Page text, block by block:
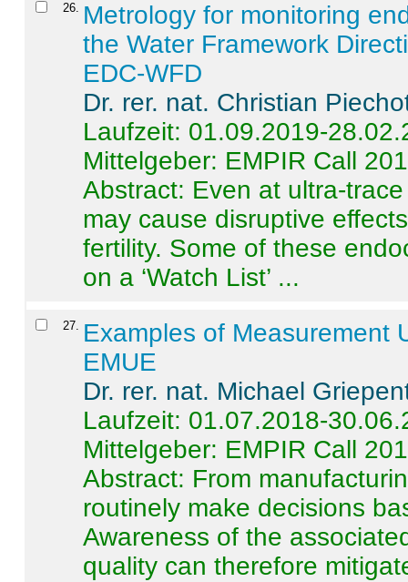
26. Metrology for monitoring
the Water Framework
EDC-WFD
Dr. rer. nat. Christian
Laufzeit: 01.09.2019-
Mittelgeber: EMPIR Call
Abstract: Even at ultra-
may cause disruptive
fertility. Some of these
on a ‘Watch List’ ...
27. Examples of Measurement
EMUE
Dr. rer. nat. Michael
Laufzeit: 01.07.2018-
Mittelgeber: EMPIR Call
Abstract: From
routinely make decisions
Awareness of the
quality can therefore